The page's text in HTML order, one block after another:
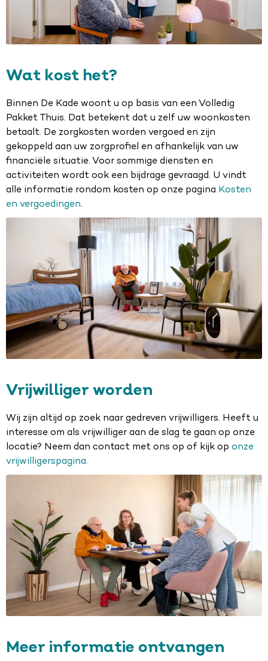
Wat kost het?
Binnen De Kade woont u op basis van een Volledig
Pakket Thuis. Dat betekent dat u zelf uw woonkosten
betaalt. De zorgkosten worden vergoed en zijn
gekoppeld aan uw zorgprofiel en afhankelijk van uw
financiële situatie. Voor sommige diensten en
activiteiten wordt ook een bijdrage gevraagd. U vindt
alle informatie rondom kosten op onze pagina Kosten
en vergoedingen.
Vrijwilliger worden
Wij zijn altijd op zoek naar gedreven vrijwilligers. Heeft u
interesse om als vrijwilliger aan de slag te gaan op onze
locatie? Neem dan contact met ons op of kijk op onze
vrijwilligerspagina.
Meer informatie ontvangen